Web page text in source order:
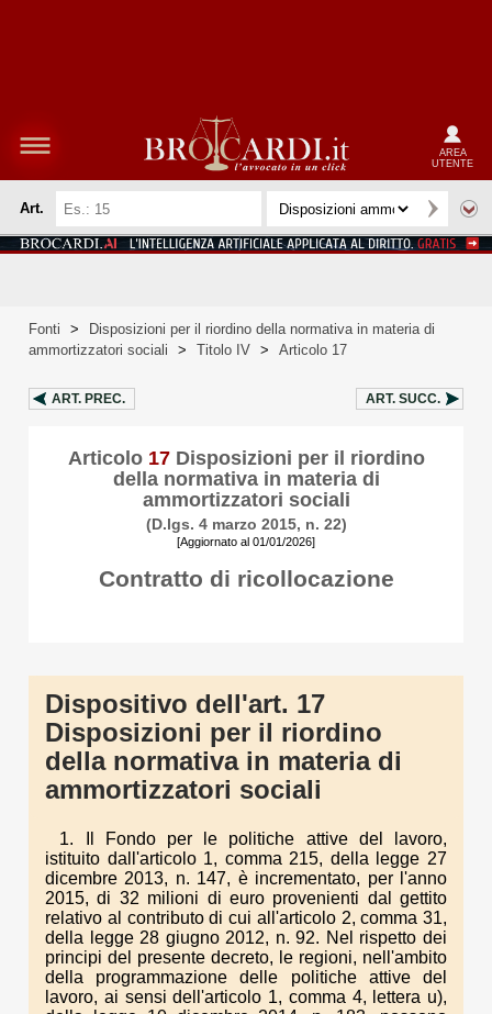
AREA
UTENTE
Art.
Fonti >
Disposizioni per il riordino della normativa in materia di
ammortizzatori sociali
> Titolo IV > Articolo 17
ART. PREC. ART. SUCC.
Articolo 17Disposizioni per il riordino
della normativa in materia di
ammortizzatori sociali
(D.lgs. 4 marzo 2015, n. 22)
[Aggiornato al 01/01/2026]
Contratto di ricollocazione
Dispositivo dell'art. 17
Disposizioni per il riordino
della normativa in materia di
ammortizzatori sociali
1. Il Fondo per le politiche attive del lavoro,
istituito dall'articolo 1, comma 215, della legge 27
dicembre 2013, n. 147, è incrementato, per l'anno
2015, di 32 milioni di euro provenienti dal gettito
relativo al contributo di cui all'articolo 2, comma 31,
della legge 28 giugno 2012, n. 92. Nel rispetto dei
principi del presente decreto, le regioni, nell'ambito
della programmazione delle politiche attive del
lavoro, ai sensi dell'articolo 1, comma 4, lettera u),